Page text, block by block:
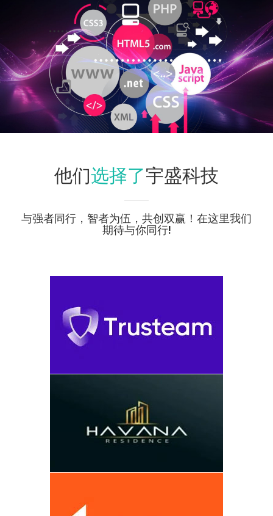
他们选择了宇盛科技
与强者同行，智者为伍，共创双赢！在这里我们
期待与你同行!